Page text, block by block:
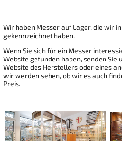
Wir haben Messer auf Lager, die wir
gekennzeichnet haben.
Wenn Sie sich für ein Messer
Website gefunden haben, senden Sie
Website des Herstellers oder eines
wir werden sehen, ob wir es auch
Preis.